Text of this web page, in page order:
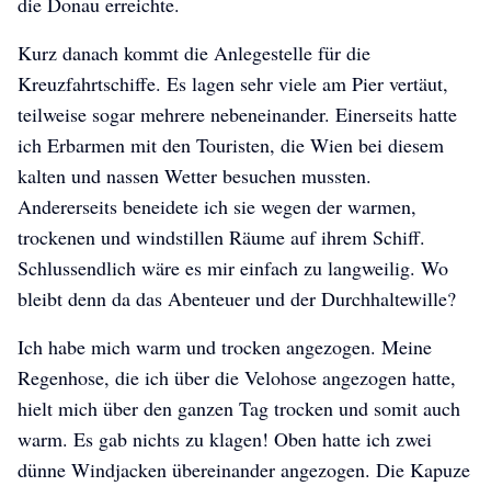
Kurz danach kommt die Anlegestelle für die
Kreuzfahrtschiffe. Es lagen sehr viele am Pier vertäut,
teilweise sogar mehrere nebeneinander. Einerseits hatte
ich Erbarmen mit den Touristen, die Wien bei diesem
kalten und nassen Wetter besuchen mussten.
Andererseits beneidete ich sie wegen der warmen,
trockenen und windstillen Räume auf ihrem Schiff.
Schlussendlich wäre es mir einfach zu langweilig. Wo
bleibt denn da das Abenteuer und der Durchhaltewille?
Ich habe mich warm und trocken angezogen. Meine
Regenhose, die ich über die Velohose angezogen hatte,
hielt mich über den ganzen Tag trocken und somit auch
warm. Es gab nichts zu klagen! Oben hatte ich zwei
dünne Windjacken übereinander angezogen. Die Kapuze